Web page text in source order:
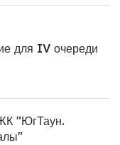
для IV очереди
"ЮгТаун.